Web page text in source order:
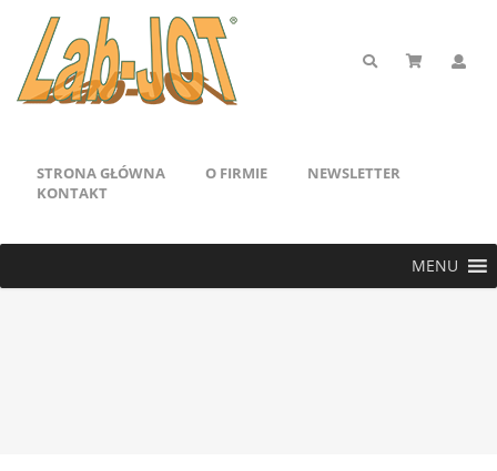
STRONA GŁÓWNA O FIRMIE
NEWSLETTER
KONTAKT
MENU